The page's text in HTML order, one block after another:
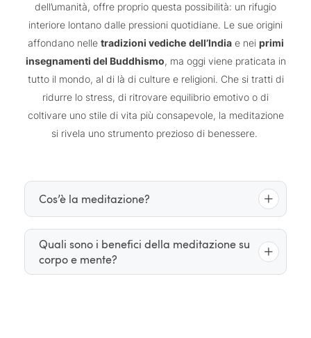
dell’umanità, offre proprio questa possibilità: un rifugio
interiore lontano dalle pressioni quotidiane. Le sue origini
affondano nelle tradizioni vediche dell’Indiae nei primi
insegnamenti del Buddhismo, ma oggi viene praticata in
tutto il mondo, al di là di culture e religioni. Che si tratti di
ridurre lo stress, di ritrovare equilibrio emotivo o di
coltivare uno stile di vita più consapevole, la meditazione
si rivela uno strumento prezioso di benessere.
Cos’è la meditazione?
La meditazione si fonda sull’arte
dellaconsapevolezza
Quali sono i benefici della meditazione su
corpo e mente?